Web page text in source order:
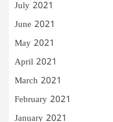
July 2021
June 2021
May 2021
April 2021
March 2021
February 2021
January 2021